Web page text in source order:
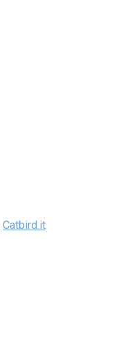
Catbird.it